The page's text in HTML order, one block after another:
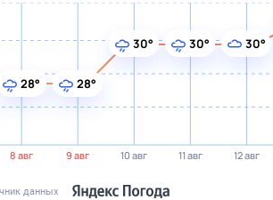
8 авг 9 авг 10 авг 11 авг 12 авг
28° 28°
30° 30° 30°
данных